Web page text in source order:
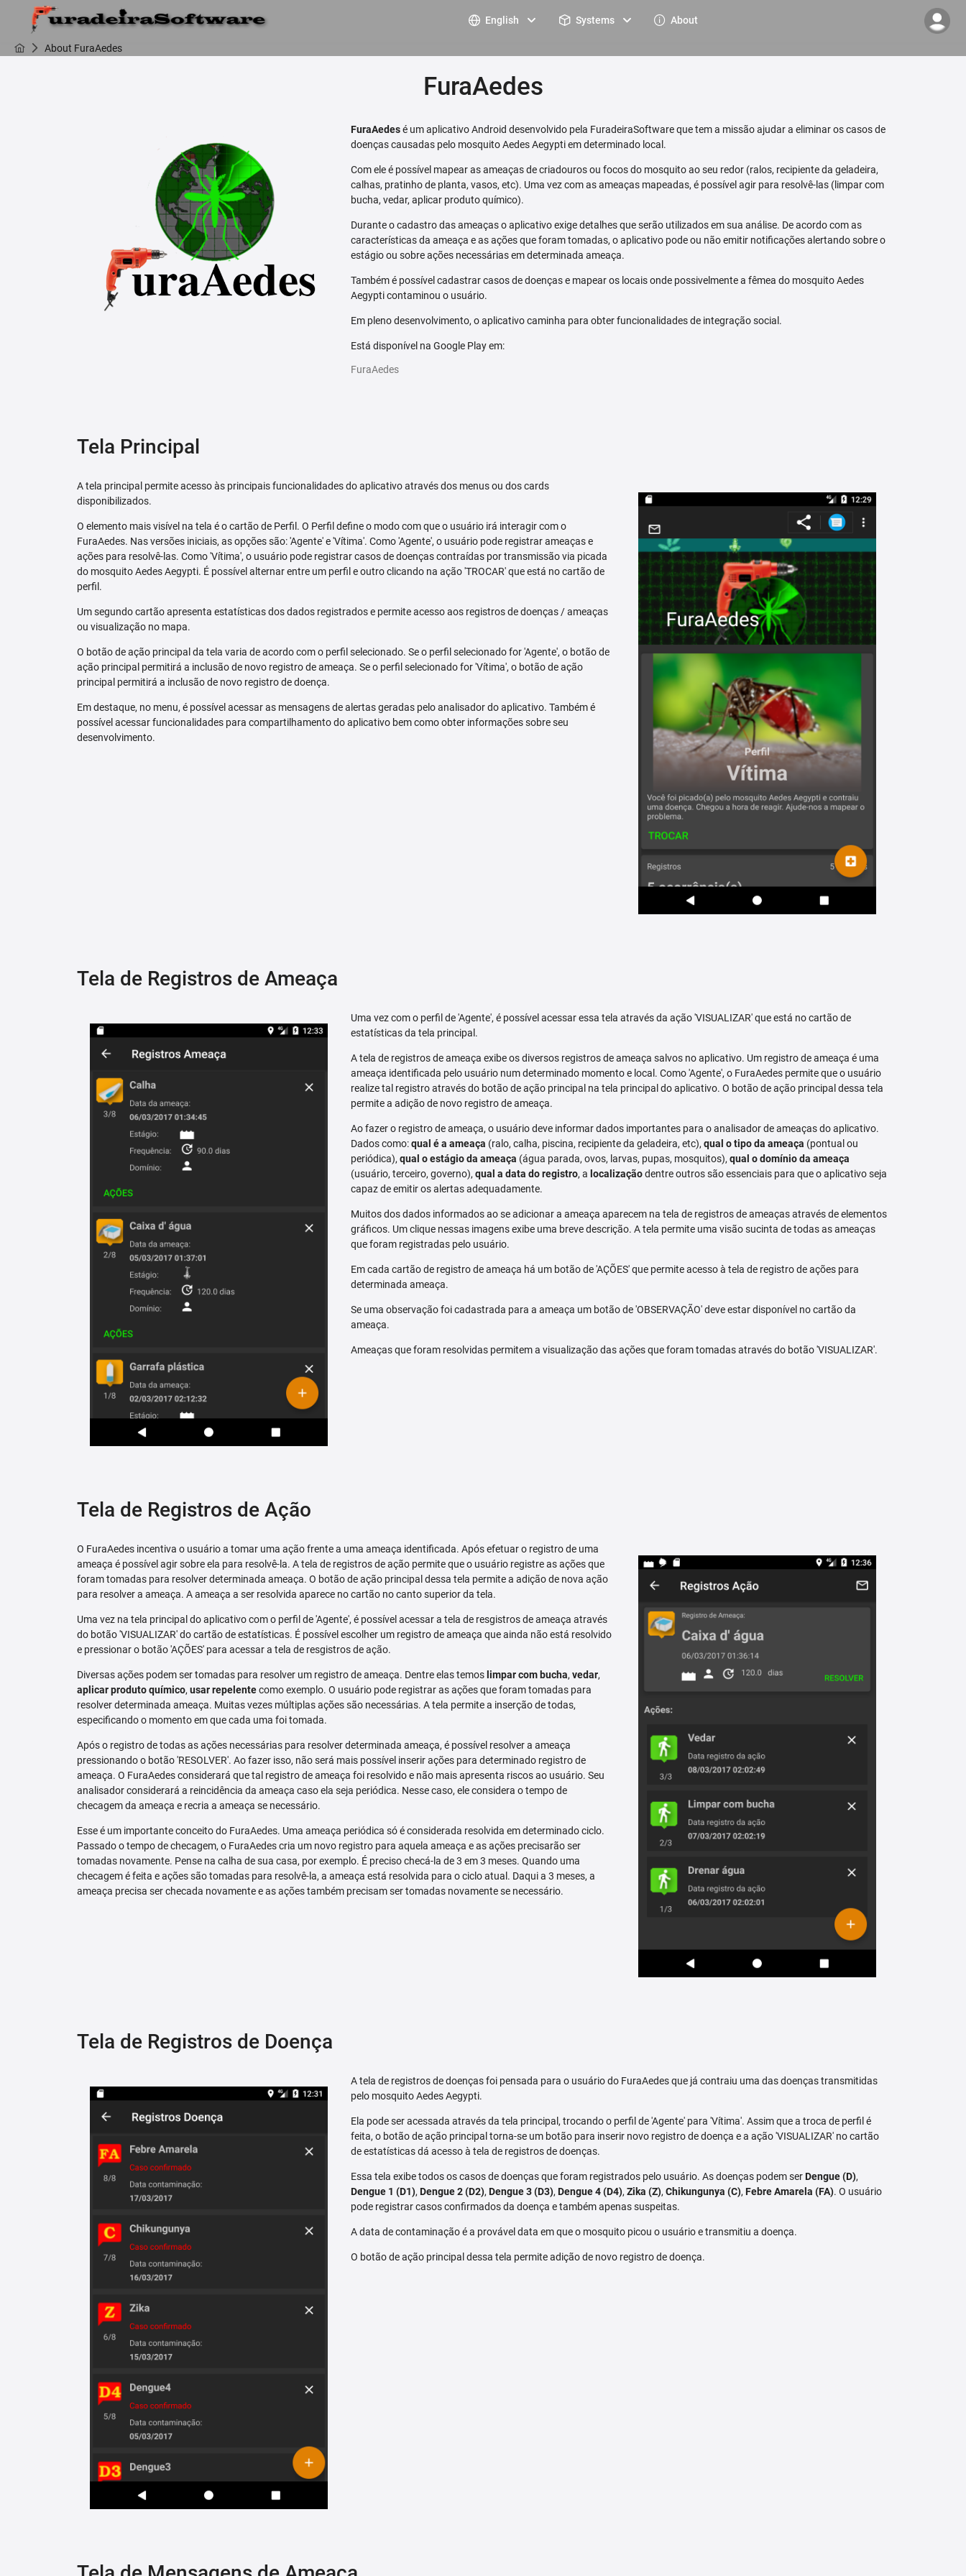
English Systems About
About FuraAedes
FuraAedes
FuraAedesé um aplicativo Android desenvolvido pela FuradeiraSoftware que tem a missão ajudar a eliminar os casos de
doenças causadas pelo mosquito Aedes Aegypti em determinado local.
Com ele é possível mapear as ameaças de criadouros ou focos do mosquito ao seu redor (ralos, recipiente da geladeira,
calhas, pratinho de planta, vasos, etc). Uma vez com as ameaças mapeadas, é possível agir para resolvê-las (limpar com
bucha, vedar, aplicar produto químico).
Durante o cadastro das ameaças o aplicativo exige detalhes que serão utilizados em sua análise. De acordo com as
características da ameaça e as ações que foram tomadas, o aplicativo pode ou não emitir notificações alertando sobre o
estágio ou sobre ações necessárias em determinada ameaça.
Também é possível cadastrar casos de doenças e mapear os locais onde possivelmente a fêmea do mosquito Aedes
Aegypti contaminou o usuário.
Em pleno desenvolvimento, o aplicativo caminha para obter funcionalidades de integração social.
Está disponível na Google Play em:
FuraAedes
Tela Principal
A tela principal permite acesso às principais funcionalidades do aplicativo através dos menus ou dos cards
disponibilizados.
O elemento mais visível na tela é o cartão de Perfil. O Perfil define o modo com que o usuário irá interagir com o
FuraAedes. Nas versões iniciais, as opções são: 'Agente' e 'Vítima'. Como 'Agente', o usuário pode registrar ameaças e
ações para resolvê-las. Como 'Vítima', o usuário pode registrar casos de doenças contraídas por transmissão via picada
do mosquito Aedes Aegypti. É possível alternar entre um perfil e outro clicando na ação 'TROCAR' que está no cartão de
perfil.
Um segundo cartão apresenta estatísticas dos dados registrados e permite acesso aos registros de doenças / ameaças
ou visualização no mapa.
O botão de ação principal da tela varia de acordo com o perfil selecionado. Se o perfil selecionado for 'Agente', o botão de
ação principal permitirá a inclusão de novo registro de ameaça. Se o perfil selecionado for 'Vítima', o botão de ação
principal permitirá a inclusão de novo registro de doença.
Em destaque, no menu, é possível acessar as mensagens de alertas geradas pelo analisador do aplicativo. Também é
possível acessar funcionalidades para compartilhamento do aplicativo bem como obter informações sobre seu
desenvolvimento.
Tela de Registros de Ameaça
Uma vez com o perfil de 'Agente', é possível acessar essa tela através da ação 'VISUALIZAR' que está no cartão de
estatísticas da tela principal.
A tela de registros de ameaça exibe os diversos registros de ameaça salvos no aplicativo. Um registro de ameaça é uma
ameaça identificada pelo usuário num determinado momento e local. Como 'Agente', o FuraAedes permite que o usuário
realize tal registro através do botão de ação principal na tela principal do aplicativo. O botão de ação principal dessa tela
permite a adição de novo registro de ameaça.
Ao fazer o registro de ameaça, o usuário deve informar dados importantes para o analisador de ameaças do aplicativo.
Dados como:qual é a ameaça (ralo, calha, piscina, recipiente da geladeira, etc),qual o tipo da ameaça (pontual ou
periódica),qual o estágio da ameaça (água parada, ovos, larvas, pupas, mosquitos),qual o domínio da ameaça
(usuário, terceiro, governo),qual a data do registro, a localizaçãodentre outros são essenciais para que o aplicativo seja
capaz de emitir os alertas adequadamente.
Muitos dos dados informados ao se adicionar a ameaça aparecem na tela de registros de ameaças através de elementos
gráficos. Um clique nessas imagens exibe uma breve descrição. A tela permite uma visão sucinta de todas as ameaças
que foram registradas pelo usuário.
Em cada cartão de registro de ameaça há um botão de 'AÇÕES' que permite acesso à tela de registro de ações para
determinada ameaça.
Se uma observação foi cadastrada para a ameaça um botão de 'OBSERVAÇÃO' deve estar disponível no cartão da
ameaça.
Ameaças que foram resolvidas permitem a visualização das ações que foram tomadas através do botão 'VISUALIZAR'.
Tela de Registros de Ação
O FuraAedes incentiva o usuário a tomar uma ação frente a uma ameaça identificada. Após efetuar o registro de uma
ameaça é possível agir sobre ela para resolvê-la. A tela de registros de ação permite que o usuário registre as ações que
foram tomadas para resolver determinada ameaça. O botão de ação principal dessa tela permite a adição de nova ação
para resolver a ameaça. A ameaça a ser resolvida aparece no cartão no canto superior da tela.
Uma vez na tela principal do aplicativo com o perfil de 'Agente', é possível acessar a tela de resgistros de ameaça através
do botão 'VISUALIZAR' do cartão de estatísticas. É possível escolher um registro de ameaça que ainda não está resolvido
e pressionar o botão 'AÇÕES' para acessar a tela de resgistros de ação.
Diversas ações podem ser tomadas para resolver um registro de ameaça. Dentre elas temos limpar com bucha, vedar,
aplicar produto químico, usar repelentecomo exemplo. O usuário pode registrar as ações que foram tomadas para
resolver determinada ameaça. Muitas vezes múltiplas ações são necessárias. A tela permite a inserção de todas,
especificando o momento em que cada uma foi tomada.
Após o registro de todas as ações necessárias para resolver determinada ameaça, é possível resolver a ameaça
pressionando o botão 'RESOLVER'. Ao fazer isso, não será mais possível inserir ações para determinado registro de
ameaça. O FuraAedes considerará que tal registro de ameaça foi resolvido e não mais apresenta riscos ao usuário. Seu
analisador considerará a reincidência da ameaça caso ela seja periódica. Nesse caso, ele considera o tempo de
checagem da ameaça e recria a ameaça se necessário.
Esse é um importante conceito do FuraAedes. Uma ameaça periódica só é considerada resolvida em determinado ciclo.
Passado o tempo de checagem, o FuraAedes cria um novo registro para aquela ameaça e as ações precisarão ser
tomadas novamente. Pense na calha de sua casa, por exemplo. É preciso checá-la de 3 em 3 meses. Quando uma
checagem é feita e ações são tomadas para resolvê-la, a ameaça está resolvida para o ciclo atual. Daqui a 3 meses, a
ameaça precisa ser checada novamente e as ações também precisam ser tomadas novamente se necessário.
Tela de Registros de Doença
A tela de registros de doenças foi pensada para o usuário do FuraAedes que já contraiu uma das doenças transmitidas
pelo mosquito Aedes Aegypti.
Ela pode ser acessada através da tela principal, trocando o perfil de 'Agente' para 'Vítima'. Assim que a troca de perfil é
feita, o botão de ação principal torna-se um botão para inserir novo registro de doença e a ação 'VISUALIZAR' no cartão
de estatísticas dá acesso à tela de registros de doenças.
Essa tela exibe todos os casos de doenças que foram registrados pelo usuário. As doenças podem serDengue (D),
Dengue 1 (D1),Dengue 2 (D2),Dengue 3 (D3),Dengue 4 (D4),Zika (Z),Chikungunya (C),Febre Amarela (FA). O usuário
pode registrar casos confirmados da doença e também apenas suspeitas.
A data de contaminação é a provável data em que o mosquito picou o usuário e transmitiu a doença.
O botão de ação principal dessa tela permite adição de novo registro de doença.